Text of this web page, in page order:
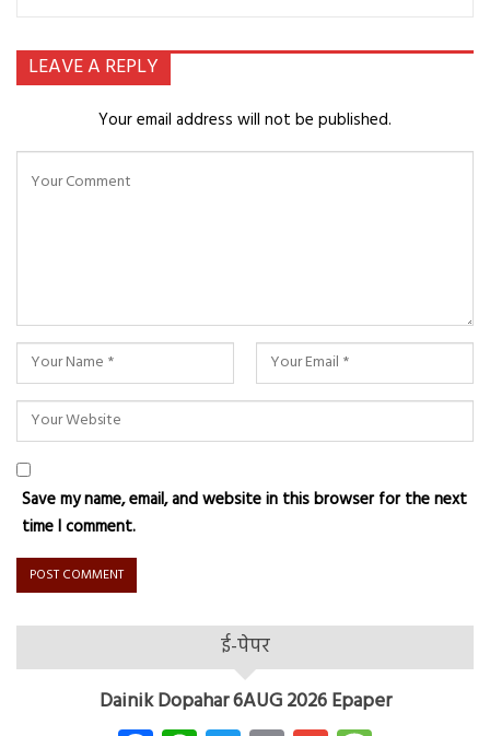
LEAVE A REPLY
Your email address will not be published.
Save my name, email, and website in this browser for the next
time I comment.
ई-पेपर
Dainik Dopahar 6AUG 2026 Epaper